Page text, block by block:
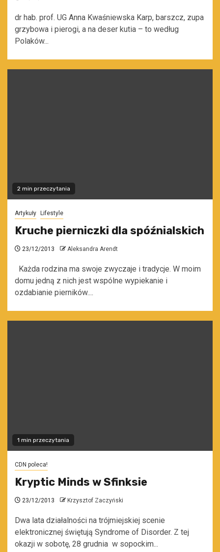
dr hab. prof. UG Anna Kwaśniewska Karp, barszcz, zupa
grzybowa i pierogi, a na deser kutia – to według
Polaków...
2 min przeczytania
Artykuły Lifestyle
Kruche pierniczki dla spóźnialskich
23/12/2013 Aleksandra Arendt
Każda rodzina ma swoje zwyczaje i tradycje. W moim
domu jedną z nich jest wspólne wypiekanie i
ozdabianie pierników....
1 min przeczytania
CDN poleca!
Kryptic Minds w Sfinksie
23/12/2013 Krzysztof Zaczyński
Dwa lata działalności na trójmiejskiej scenie
elektronicznej świętują Syndrome of Disorder. Z tej
okazji w sobotę, 28 grudnia w sopockim...